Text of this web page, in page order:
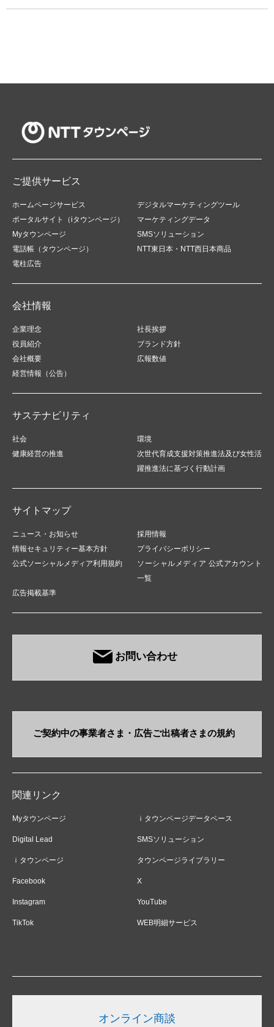
ご提供サービス
ホームページサービス
デジタルマーケティングツール
ポータルサイト（iタウンページ）
マーケティングデータ
Myタウンページ
SMSソリューション
電話帳（タウンページ）
NTT東日本・NTT西日本商品
電柱広告
会社情報
企業理念
社長挨拶
役員紹介
ブランド方針
会社概要
広報数値
経営情報（公告）
サステナビリティ
社会
環境
健康経営の推進
次世代育成支援対策推進法及び女性活
躍推進法に基づく行動計画
サイトマップ
ニュース・お知らせ
採用情報
情報セキュリティー基本方針
プライバシーポリシー
公式ソーシャルメディア利用規約
ソーシャルメディア 公式アカウント
一覧
広告掲載基準
お問い合わせ
ご契約中の事業者さま・​広告ご出稿者さまの規約
関連リンク
Myタウンページ ｉタウンページデータベース
Digital Lead SMSソリューション
ｉタウンページ タウンページライブラリー
Facebook X
Instagram YouTube
TikTok WEB明細サービス
オンライン商談